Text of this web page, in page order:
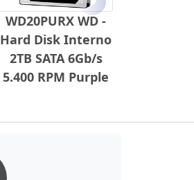
WD20PURX WD -
Hard Disk Interno
2TB SATA 6Gb/s
5.400 RPM Purple
Próximo